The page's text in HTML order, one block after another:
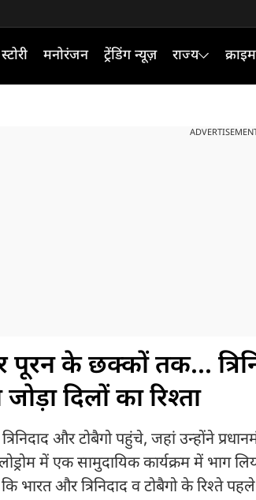
मनोरंजन ट्रेंडिंग न्यूज़ राज्य क्राइम
के छक्कों तक...
दिलों का रिश्ता
त्रिनिदाद और टोबैगो पहुंचे, जहां उन्होंने
में एक सामुदायिक कार्यक्रम में भाग
भारत और त्रिनिदाद व टोबैगो के रिश्ते